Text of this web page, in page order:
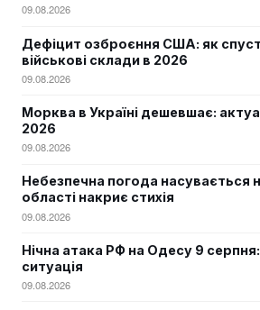
09.08.2026
Дефіцит озброєння США: як
військові склади в 2026
09.08.2026
Морква в Україні дешевшає:
2026
09.08.2026
Небезпечна погода насувається
області накриє стихія
09.08.2026
Нічна атака РФ на Одесу 9
ситуація
09.08.2026